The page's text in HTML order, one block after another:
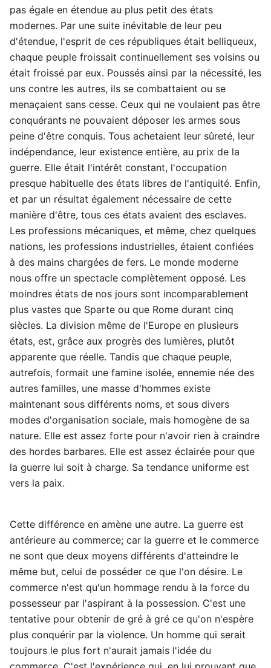
pas égale en étendue au plus petit des états
modernes. Par une suite inévitable de leur peu
d'étendue, l'esprit de ces républiques était belliqueux,
chaque peuple froissait continuellement ses voisins ou
était froissé par eux. Poussés ainsi par la nécessité, les
uns contre les autres, ils se combattaient ou se
menaçaient sans cesse. Ceux qui ne voulaient pas être
conquérants ne pouvaient déposer les armes sous
peine d'être conquis. Tous achetaient leur sûreté, leur
indépendance, leur existence entière, au prix de la
guerre. Elle était l'intérêt constant, l'occupation
presque habituelle des états libres de l'antiquité. Enfin,
et par un résultat également nécessaire de cette
manière d'être, tous ces états avaient des esclaves.
Les professions mécaniques, et même, chez quelques
nations, les professions industrielles, étaient confiées
à des mains chargées de fers. Le monde moderne
nous offre un spectacle complètement opposé. Les
moindres états de nos jours sont incomparablement
plus vastes que Sparte ou que Rome durant cinq
siècles. La division même de l'Europe en plusieurs
états, est, grâce aux progrès des lumières, plutôt
apparente que réelle. Tandis que chaque peuple,
autrefois, formait une famine isolée, ennemie née des
autres familles, une masse d'hommes existe
maintenant sous différents noms, et sous divers
modes d'organisation sociale, mais homogène de sa
nature. Elle est assez forte pour n'avoir rien à craindre
des hordes barbares. Elle est assez éclairée pour que
la guerre lui soit à charge. Sa tendance uniforme est
vers la paix.
Cette différence en amène une autre. La guerre est
antérieure au commerce; car la guerre et le commerce
ne sont que deux moyens différents d'atteindre le
même but, celui de posséder ce que l'on désire. Le
commerce n'est qu'un hommage rendu à la force du
possesseur par l'aspirant à la possession. C'est une
tentative pour obtenir de gré à gré ce qu'on n'espère
plus conquérir par la violence. Un homme qui serait
toujours le plus fort n'aurait jamais l'idée du